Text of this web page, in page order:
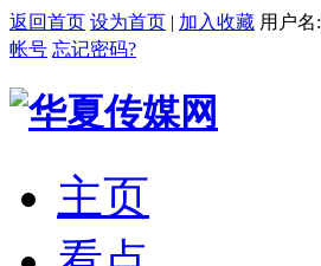
返回首页 设为首页 | 加入收藏 用户名:
帐号 忘记密码?
主页